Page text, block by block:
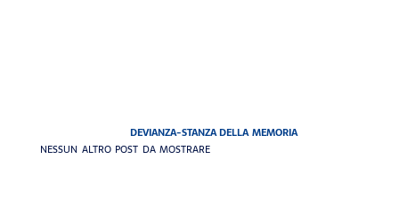
DEVIANZA-STANZA DELLA MEMORIA
NESSUN ALTRO POST DA MOSTRARE